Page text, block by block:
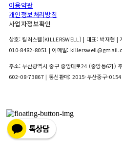
이용약관
개인정보처리방침
사업자정보확인
상호: 킬러스웰(KILLERSWELL) | 대표: 박재현 |
010-8482-8051 | 이메일:
주소: 부산광역시 중구 중앙대로24 (중앙동6가)
602-08-73867| 통신판매: 2015-부산중구-0154